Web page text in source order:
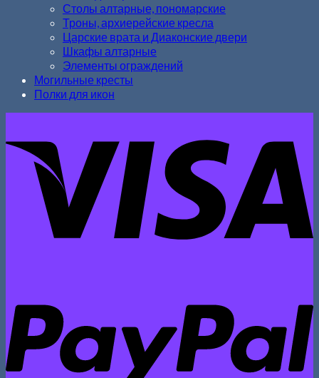
Столы алтарные, пономарские
Троны, архиерейские кресла
Царские врата и Диаконские двери
Шкафы алтарные
Элементы ограждений
Могильные кресты
Полки для икон